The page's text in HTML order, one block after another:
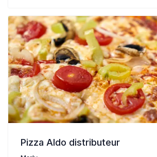
Pizza Aldo distributeur